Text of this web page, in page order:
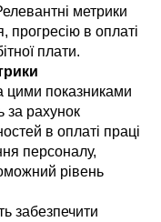
метрики
прогресію в оплаті
плати.
цими показниками
за рахунок
в оплаті праці
персоналу,
рівень
забезпечити